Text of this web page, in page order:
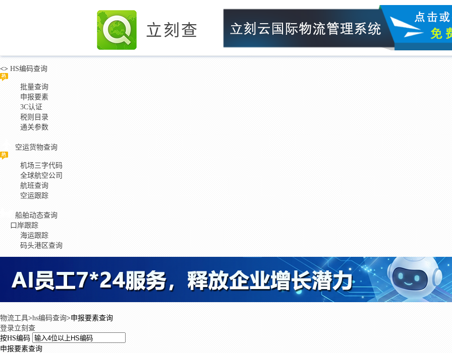
立刻查
<> HS编码查询
批量查询
申报要素
3C认证
税则目录
通关参数
空运货物查询
机场三字代码
全球航空公司
航班查询
空运跟踪
船舶动态查询
口岸跟踪
海运跟踪
码头港区查询
物流工具>hs编码查询>申报要素查询
登录立刻查
按HS编码
申报要素查询